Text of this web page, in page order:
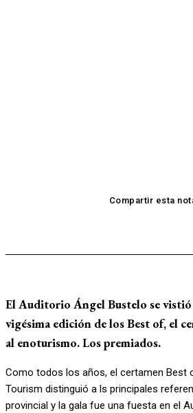
El Auditorio Ángel Bustelo se vistió
vigésima edición de los Best of, el
al enoturismo. Los premiados.
Como todos los años, el certamen Best
Tourism distinguió a ls principales
provincial y la gala fue una fuesta en el
Compartir esta